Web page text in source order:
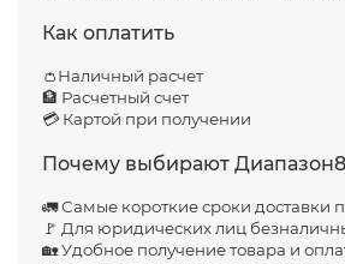
Как оплатить
👛Наличный расчет
🏦 Расчетный счет
💳 Картой при получении
Почему выбирают
🚛 Самые короткие сроки доставки
🚩 Для юридических лиц
🏡 Удобное получение товара и